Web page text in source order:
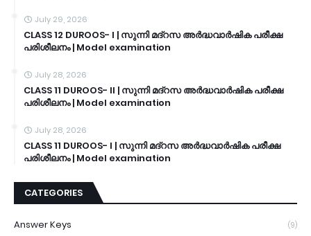
July 29, 2026
CLASS 12 DUROOS- I | സുന്നി മദ്റസ അർദ്ധവാർഷിക പരീക്ഷ
പരിശീലനം | Model examination
July 28, 2026
CLASS 11 DUROOS- II | സുന്നി മദ്റസ അർദ്ധവാർഷിക പരീക്ഷ
പരിശീലനം | Model examination
July 28, 2026
CLASS 11 DUROOS- I | സുന്നി മദ്റസ അർദ്ധവാർഷിക പരീക്ഷ
പരിശീലനം | Model examination
CATEGORIES
Answer Keys (9)